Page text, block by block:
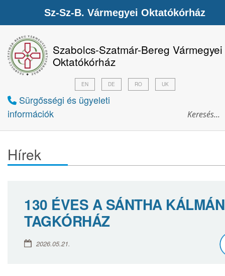
Szabolcs-Szatmár-Bereg Vármegyei
Oktatókórház
Sürgősségi és ügyeleti
információk
EN DE RO UK
Hírek
130 ÉVES A SÁNTHA KÁLMÁN
TAGKÓRHÁZ
2026.05.21.
Sz-Sz-B. Vármegyei Oktatókórház